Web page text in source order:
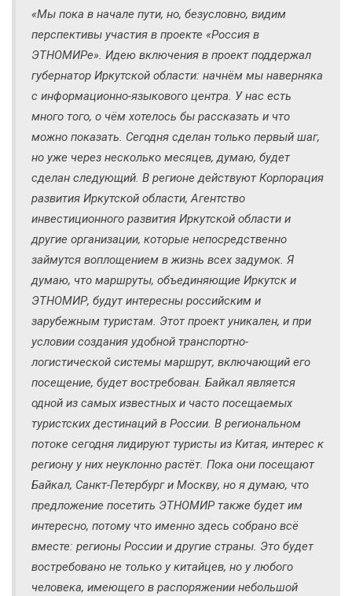
«Мы пока в начале пути, но, безусловно, видим
перспективы участия в проекте «Россия в
ЭТНОМИРе». Идею включения в проект поддержал
губернатор Иркутской области: начнём мы наверняка
с информационно-языкового центра. У нас есть
много того, о чём хотелось бы рассказать и что
можно показать. Сегодня сделан только первый шаг,
но уже через несколько месяцев, думаю, будет
сделан следующий. В регионе действуют Корпорация
развития Иркутской области, Агентство
инвестиционного развития Иркутской области и
другие организации, которые непосредственно
займутся воплощением в жизнь всех задумок. Я
думаю, что маршруты, объединяющие Иркутск и
ЭТНОМИР, будут интересны российским и
зарубежным туристам. Этот проект уникален, и при
условии создания удобной транспортно-
логистической системы маршрут, включающий его
посещение, будет востребован. Байкал является
одной из самых известных и часто посещаемых
туристских дестинаций в России. В региональном
потоке сегодня лидируют туристы из Китая, интерес к
региону у них неуклонно растёт. Пока они посещают
Байкал, Санкт-Петербург и Москву, но я думаю, что
предложение посетить ЭТНОМИР также будет им
интересно, потому что именно здесь собрано всё
вместе: регионы России и другие страны. Это будет
востребовано не только у китайцев, но у любого
человека, имеющего в распоряжении небольшой